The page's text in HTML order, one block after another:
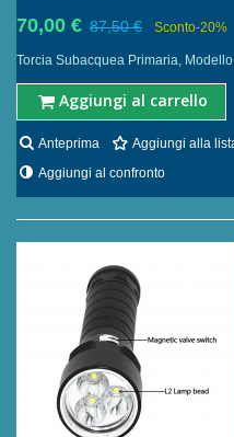
70,00 € 87,50 € Sconto-20%
Torcia Subacquea Primaria,
Aggiungi al carrello
Anteprima Aggiungi alla
Aggiungi al confronto